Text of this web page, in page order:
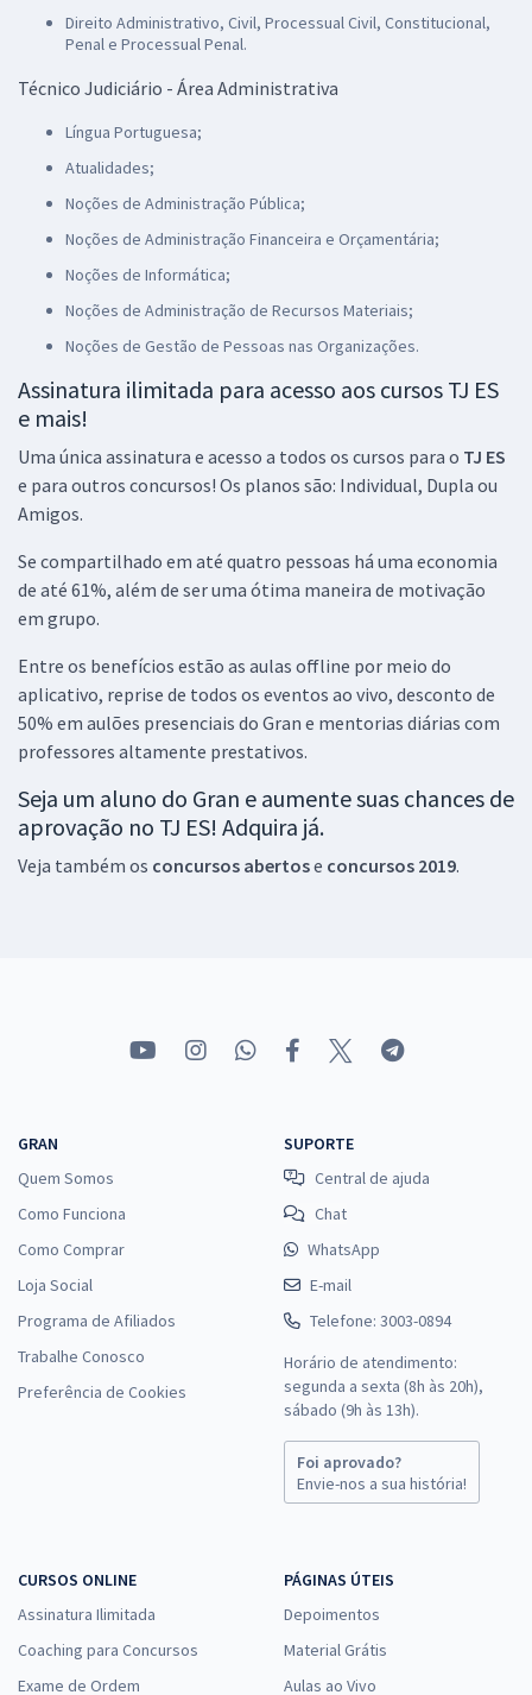
Direito Administrativo, Civil, Processual Civil, Constitucional,
Penal e Processual Penal.
Técnico Judiciário - Área Administrativa
Língua Portuguesa;
Atualidades;
Noções de Administração Pública;
Noções de Administração Financeira e Orçamentária;
Noções de Informática;
Noções de Administração de Recursos Materiais;
Noções de Gestão de Pessoas nas Organizações.
Assinatura ilimitada para acesso aos cursos TJ ES
e mais!
Uma única assinatura e acesso a todos os cursos para o TJ ES
e para outros concursos! Os planos são: Individual, Dupla ou
Amigos.
Se compartilhado em até quatro pessoas há uma economia
de até 61%, além de ser uma ótima maneira de motivação
em grupo.
Entre os benefícios estão as aulas offline por meio do
aplicativo, reprise de todos os eventos ao vivo, desconto de
50% em aulões presenciais do Gran e mentorias diárias com
professores altamente prestativos.
Seja um aluno do Gran e aumente suas chances de
aprovação no TJ ES! Adquira já.
Veja também os concursos abertose concursos 2019.
GRAN
Quem Somos
Como Funciona
Como Comprar
Loja Social
Programa de Afiliados
Trabalhe Conosco
Preferência de Cookies
SUPORTE
Central de ajuda
Chat
WhatsApp
E-mail
Telefone: 3003-0894
Horário de atendimento:
segunda a sexta (8h às 20h),
sábado (9h às 13h).
Foi aprovado?
Envie-nos a sua história!
CURSOS ONLINE
Assinatura Ilimitada
Coaching para Concursos
Exame de Ordem
PÁGINAS ÚTEIS
Depoimentos
Material Grátis
Aulas ao Vivo